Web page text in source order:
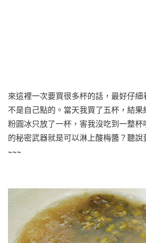
來這裡一次要買很多杯的話，最好仔
不是自己點的。當天我買了五杯，結
粉圓冰只放了一杯，害我沒吃到一整
的秘密武器就是可以淋上酸梅醬？聽
~~~